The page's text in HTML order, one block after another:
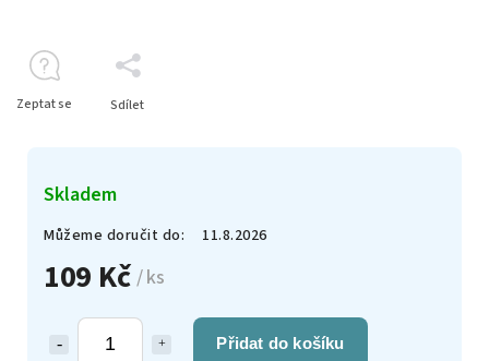
109 Kč / ks
Přidat do košíku
Skladem
Můžeme doručit do: 11.8.2026
Zeptat se Sdílet